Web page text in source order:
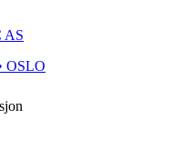
AS
OSLO